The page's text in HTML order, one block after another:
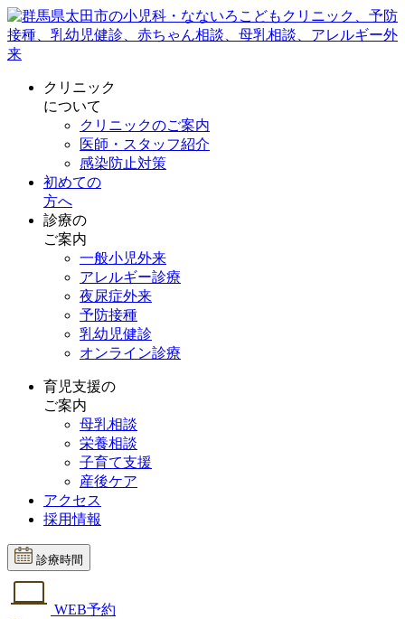
クリニック
について
クリニックのご案内
医師・スタッフ紹介
感染防止対策
初めての
方へ
診療の
ご案内
一般小児外来
アレルギー診療
夜尿症外来
予防接種
乳幼児健診
オンライン診療
育児支援の
ご案内
母乳相談
栄養相談
子育て支援
産後ケア
アクセス
採用情報
診療時間
WEB予約